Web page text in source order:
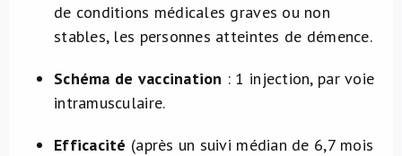
de conditions médicales graves ou non
stables, les personnes atteintes de démence.
Schéma de vaccination : 1 injection, par voie
intramusculaire.
Efficacité (après un suivi médian de 6,7 mois